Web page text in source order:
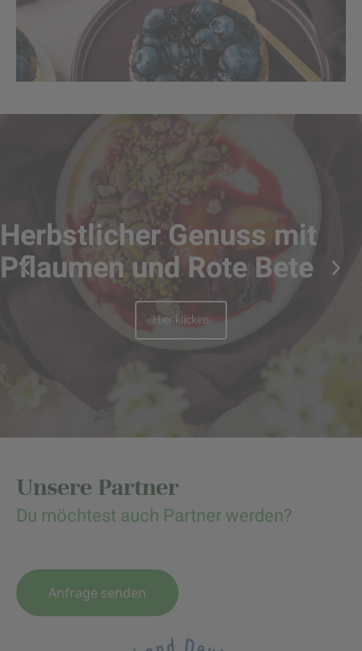
Herbstlicher Genuss mit
Pflaumen und Rote Bete
Hier klicken
Unsere Partner
Du möchtest auch Partner werden?
Anfrage senden